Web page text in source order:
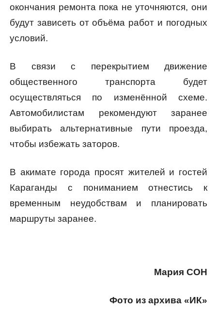
окончания ремонта пока не уточняются, они
будут зависеть от объёма работ и погодных
условий.
В связи с перекрытием движение
общественного транспорта будет
осуществляться по изменённой схеме.
Автомобилистам рекомендуют заранее
выбирать альтернативные пути проезда,
чтобы избежать заторов.
В акимате города просят жителей и гостей
Караганды с пониманием отнестись к
временным неудобствам и планировать
маршруты заранее.
Мария СОН
Фото из архива «ИК»